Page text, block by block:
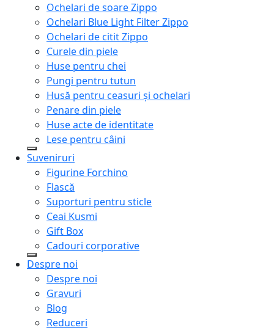
Ochelari de soare Zippo
Ochelari Blue Light Filter Zippo
Ochelari de citit Zippo
Curele din piele
Huse pentru chei
Pungi pentru tutun
Husă pentru ceasuri și ochelari
Penare din piele
Huse acte de identitate
Lese pentru câini
Suveniruri
Figurine Forchino
Flască
Suporturi pentru sticle
Ceai Kusmi
Gift Box
Cadouri corporative
Despre noi
Despre noi
Gravuri
Blog
Reduceri